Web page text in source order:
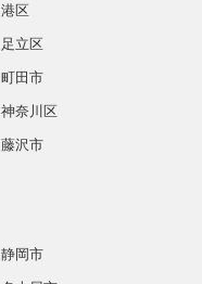
港区
足立区
町田市
神奈川区
藤沢市
静岡市